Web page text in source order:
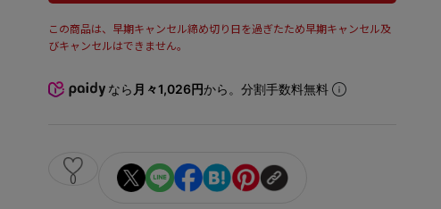
この商品は、早期キャンセル締め切り日を過ぎたため早期キャンセル及
びキャンセルはできません。
なら 月々1,026円から。分割手数料無料
0